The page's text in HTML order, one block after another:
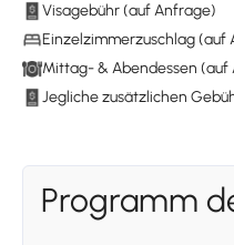
Visagebühr (auf Anfrage)
Einzelzimmerzuschlag (auf
Mittag- & Abendessen (auf
Jegliche zusätzlichen
Programm